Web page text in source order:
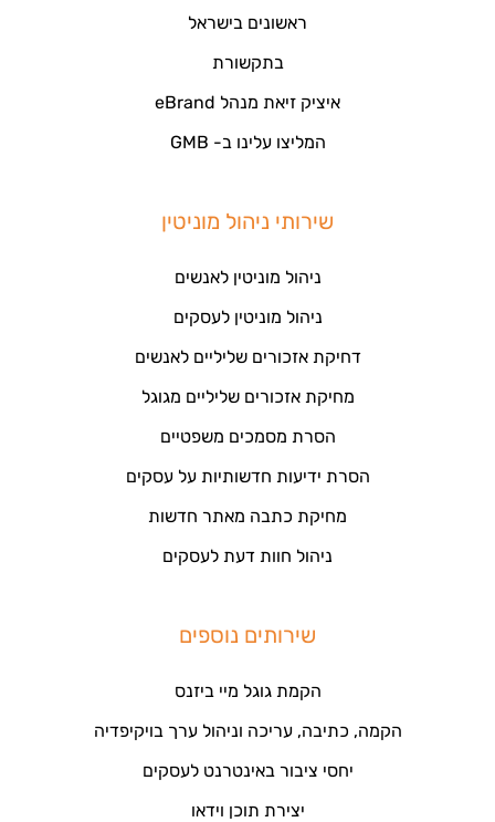
ראשונים בישראל
בתקשורת
איציק זיאת מנהל eBrand
המליצו עלינו ב- GMB
שירותי ניהול מוניטין
ניהול מוניטין לאנשים
ניהול מוניטין לעסקים
דחיקת אזכורים שליליים לאנשים
מחיקת אזכורים שליליים מגוגל
הסרת מסמכים משפטיים
הסרת ידיעות חדשותיות על עסקים
מחיקת כתבה מאתר חדשות
ניהול חוות דעת לעסקים
שירותים נוספים
הקמת גוגל מיי ביזנס
הקמה, כתיבה, עריכה וניהול ערך בויקיפדיה
יחסי ציבור באינטרנט לעסקים
יצירת תוכן וידאו